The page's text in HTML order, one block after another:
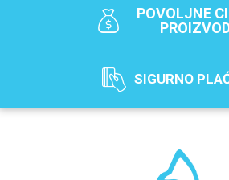
POVOLJNE
SIGURNO